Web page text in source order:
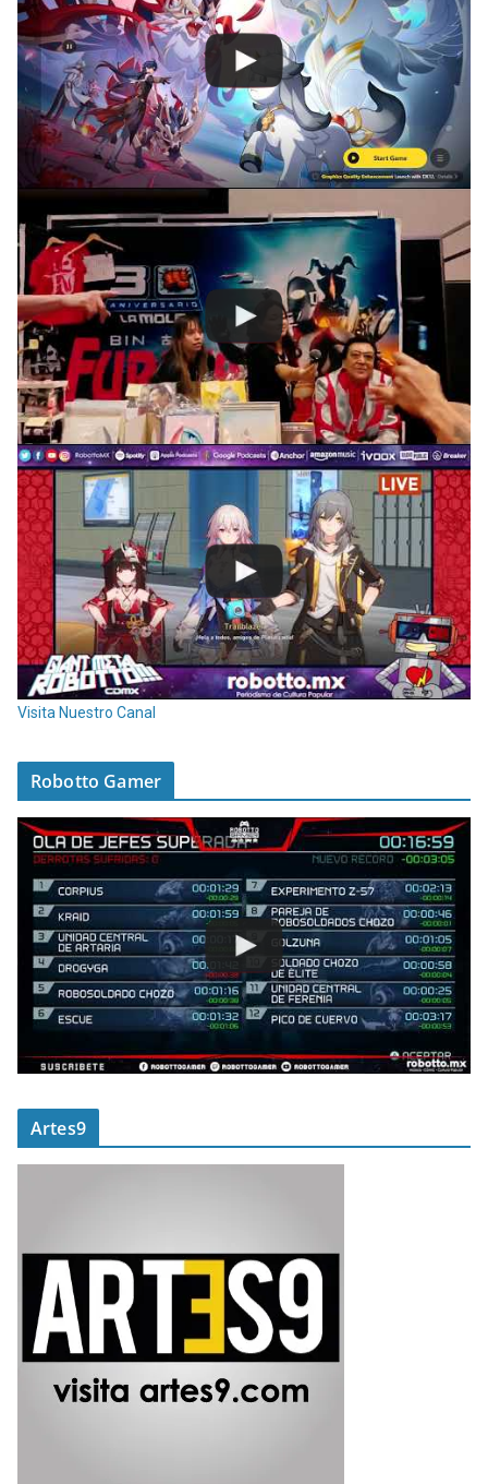
Visita Nuestro Canal
Robotto Gamer
Artes9